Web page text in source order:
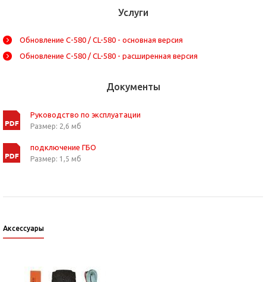
Услуги
Обновление C-580 / CL-580 - основная версия
Обновление C-580 / CL-580 - расширенная версия
Документы
Руководство по эксплуатации
Размер: 2,6 мб
подключение ГБО
Размер: 1,5 мб
Аксессуары